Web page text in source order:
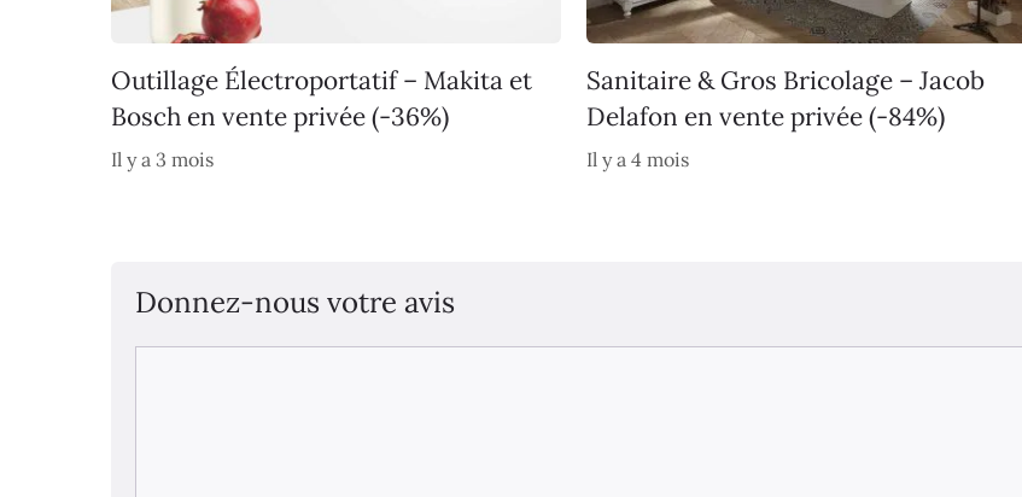
Outillage Électroportatif – Makita et
Bosch en vente privée (-36%)
Il y a 3 mois
Sanitaire & Gros Bricolage – Jacob
Delafon en vente privée (-84%)
Il y a 4 mois
Donnez-nous votre avis